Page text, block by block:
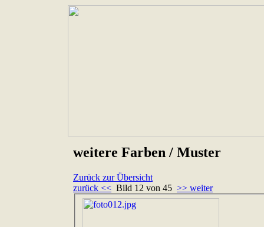
weitere Farben / Muster
Zurück zur Übersicht
zurück << Bild 12 von 45 >> weiter